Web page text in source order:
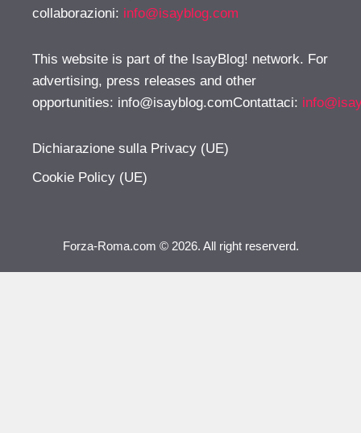
collaborazioni: info@isayblog.com
This website is part of the IsayBlog! network. For
advertising, press releases and other
opportunities: info@isayblog.comContattaci:
Dichiarazione sulla Privacy (UE)
Cookie Policy (UE)
Forza-Roma.com © 2026. All right reserverd.